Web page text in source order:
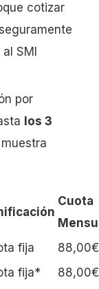
cotizar
SMI
por
los 3
Cuota
fija
88,00€
fija* 88,00€